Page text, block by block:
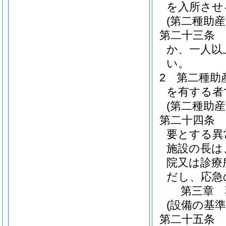
を入所さ
(第二種助
第二十三条
か、一人
い。
2
第二種助
を有する
(第二種助
第二十四条
要とする
施設の長
院又は診
だし、応
第三章
(設備の基
第二十五条